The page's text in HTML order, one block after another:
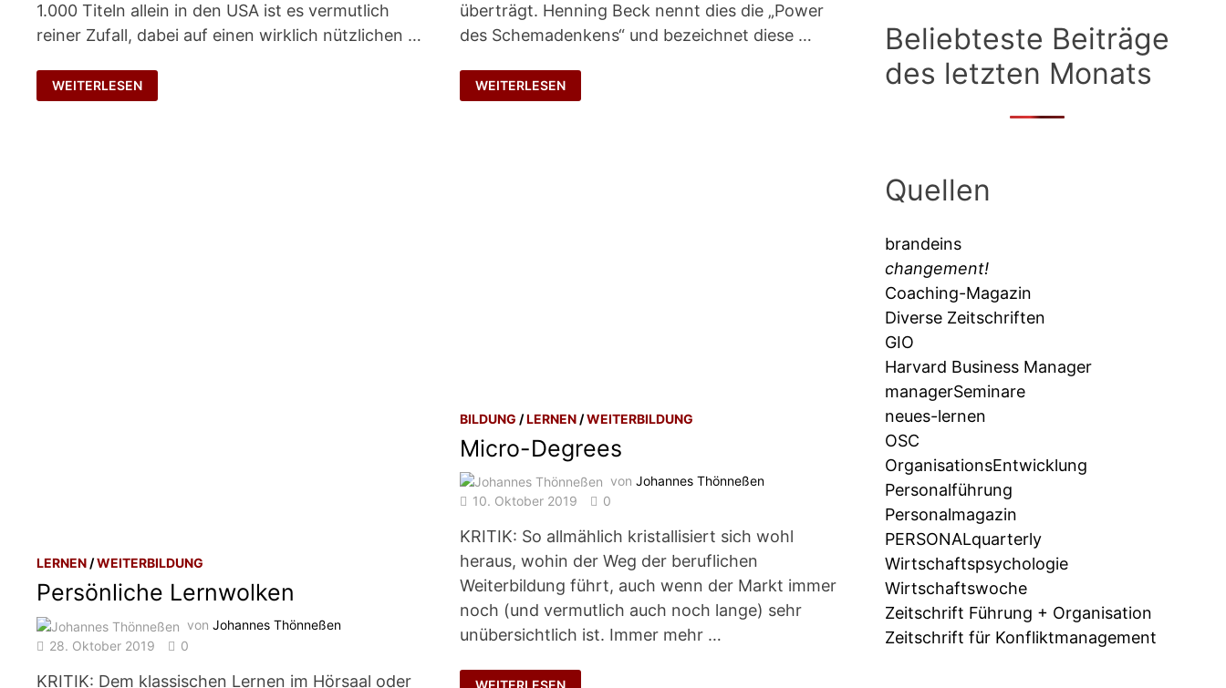
1.000 Titeln allein in den USA ist es vermutlich
reiner Zufall, dabei auf einen wirklich nützlichen …
ZEITVERSCHWENDUNG
MEIDEN
WEITERLESEN
überträgt. Henning Beck nennt dies die „Power
des Schemadenkens“ und bezeichnet diese …
MENTALE
GEHEIMWAFFE
WEITERLESEN
LERNEN /WEITERBILDUNG
Persönliche Lernwolken
vonJohannes Thönneßen
28. Oktober 2019
0
KRITIK: Dem klassischen Lernen im Hörsaal oder
BILDUNG /LERNEN /WEITERBILDUNG
Micro-Degrees
vonJohannes Thönneßen
10. Oktober 2019
0
KRITIK: So allmählich kristallisiert sich wohl
heraus, wohin der Weg der beruflichen
Weiterbildung führt, auch wenn der Markt immer
noch (und vermutlich auch noch lange) sehr
unübersichtlich ist. Immer mehr …
MICRO-
Beliebteste Beiträge
des letzten Monats
Quellen
brandeins
changement!
Coaching-Magazin
Diverse Zeitschriften
GIO
Harvard Business Manager
managerSeminare
neues-lernen
OSC
OrganisationsEntwicklung
Personalführung
Personalmagazin
PERSONALquarterly
Wirtschaftspsychologie
Wirtschaftswoche
Zeitschrift Führung + Organisation
Zeitschrift für Konfliktmanagement